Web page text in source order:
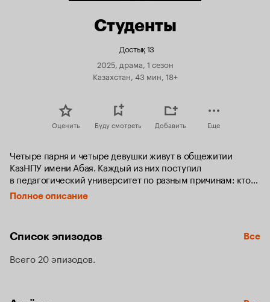
Студенты
Достық 13
2025, драма, 1 сезон
Казахстан, 43 мин, 18+
Оценить Буду смотреть Добавить Еще
Четыре парня и четыре девушки живут в общежитии
КазНПУ имени Абая. Каждый из них поступил
в педагогический университет по разным причинам: кто-
то — из-за мечты своих родителей, кто-то считает
профессию учителя своей жизненной миссией, а кто-
любви, дружбы и безразличия к своим мечтам
игр.
Полное описание
Список эпизодов Все
Всего 20 эпизодов